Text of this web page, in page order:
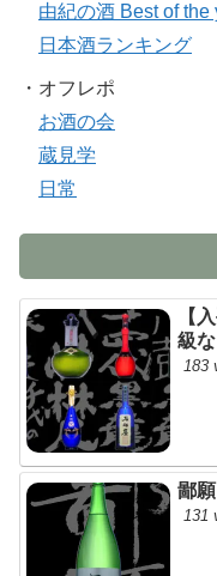
由紀の酒 Best of the
日本酒ランキング
・オフレポ
お酒の会
蔵見学
日常
【
級
183
鄙
131